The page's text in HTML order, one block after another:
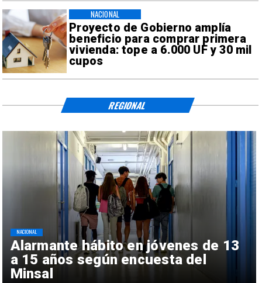
Proyecto de Gobierno amplía
beneficio para comprar primera
vivienda: tope a 6.000 UF y 30 mil
cupos
NACIONAL
Alarmante hábito en jóvenes de 13
a 15 años según encuesta del
Minsal
NACIONAL
REGIONAL